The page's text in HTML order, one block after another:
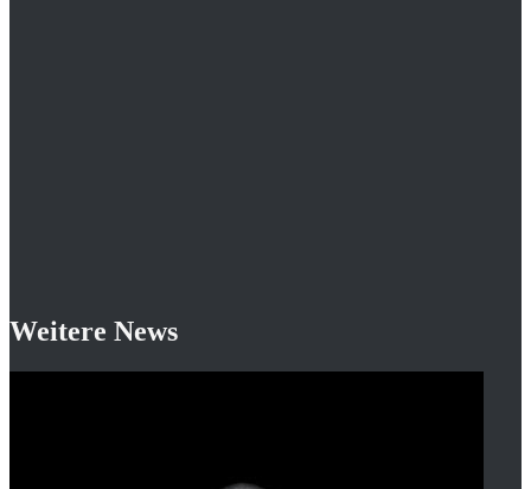
Weitere News